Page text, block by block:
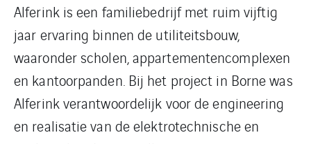
Alferink is een familiebedrijf met ruim vijftig
jaar ervaring binnen de utiliteitsbouw,
waaronder scholen, appartementencomplexen
en kantoorpanden. Bij het project in Borne was
Alferink verantwoordelijk voor de engineering
en realisatie van de elektrotechnische en